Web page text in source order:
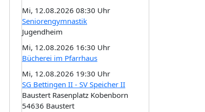
Mi, 12.08.2026 08:30 Uhr
Seniorengymnastik
Jugendheim
Mi, 12.08.2026 16:30 Uhr
Bücherei im Pfarrhaus
Mi, 12.08.2026 19:30 Uhr
SG Bettingen II - SV Speicher II
Baustert Rasenplatz Kobenborn
54636 Baustert